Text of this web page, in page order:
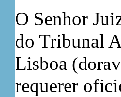
O Senhor
do Tribunal
Lisboa
requerer